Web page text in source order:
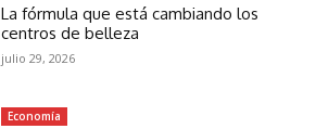
La fórmula que está cambiando los
centros de belleza
julio 29, 2026
Economía